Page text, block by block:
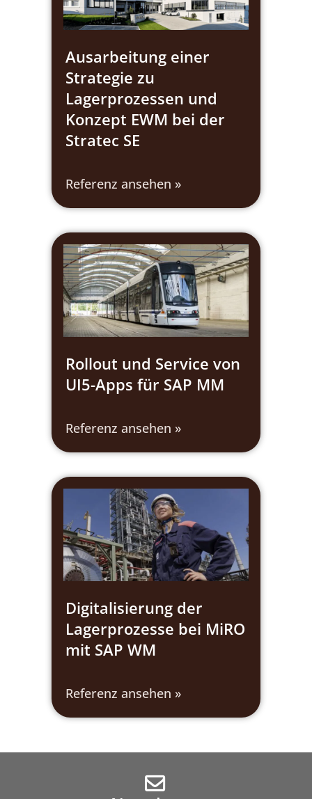
Ausarbeitung einer
Strategie zu
Lagerprozessen und
Konzept EWM bei der
Stratec SE​
Referenz ansehen »
Rollout und Service von
UI5-Apps für SAP MM
Referenz ansehen »
Digitalisierung der
Lagerprozesse bei MiRO
mit SAP WM
Referenz ansehen »